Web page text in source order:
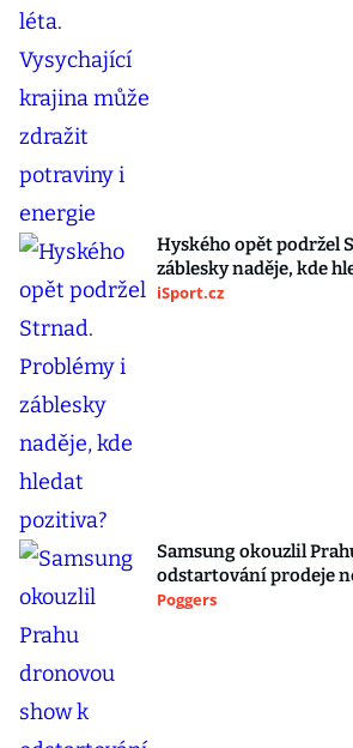
Hyského opět podržel
záblesky naděje, kde
iSport.cz
Samsung okouzlil
odstartování prodeje
Poggers